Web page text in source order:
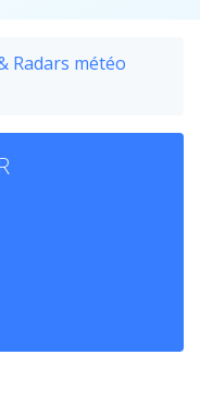
Radars météo